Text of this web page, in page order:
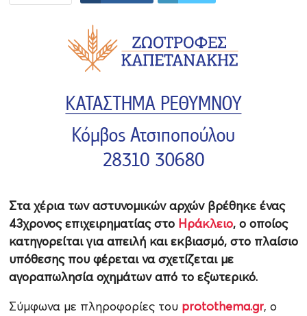
Στα χέρια των αστυνομικών αρχών βρέθηκε ένας
43χρονος επιχειρηματίας στο Ηράκλειο, ο οποίος
κατηγορείται για απειλή και εκβιασμό, στο πλαίσιο
υπόθεσης που φέρεται να σχετίζεται με
αγοραπωλησία οχημάτων από το εξωτερικό.
Σύμφωνα με πληροφορίες του protothema.gr, ο